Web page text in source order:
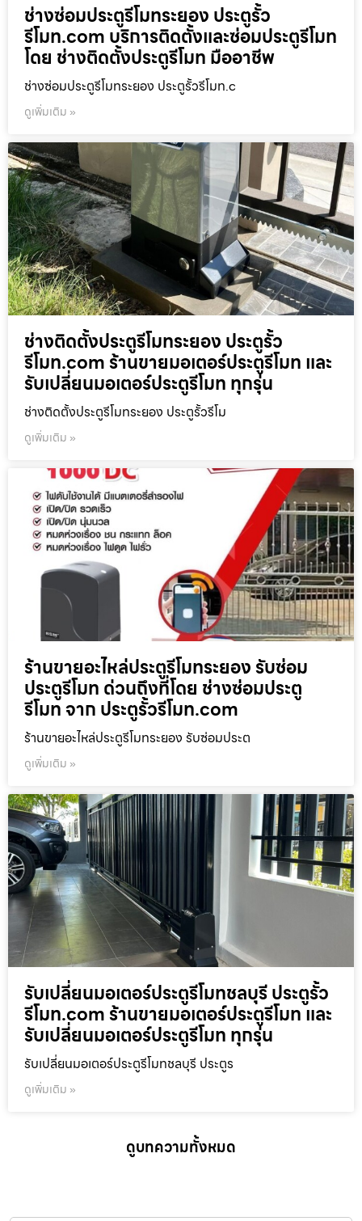
ช่างซ่อมประตูรีโมทระยอง ประตูรั้ว
รีโมท.com บริการติดตั้งและซ่อมประตูรีโมท
โดย ช่างติดตั้งประตูรีโมท มืออาชีพ
ช่างซ่อมประตูรีโมทระยอง ประตูรั้วรีโมท.c
ดูเพิ่มเติม »
ช่างติดตั้งประตูรีโมทระยอง ประตูรั้ว
รีโมท.com ร้านขายมอเตอร์ประตูรีโมท และ
รับเปลี่ยนมอเตอร์ประตูรีโมท ทุกรุ่น
ช่างติดตั้งประตูรีโมทระยอง ประตูรั้วรีโม
ดูเพิ่มเติม »
ร้านขายอะไหล่ประตูรีโมทระยอง รับซ่อม
ประตูรีโมท ด่วนถึงที่โดย ช่างซ่อมประตู
รีโมท จาก ประตูรั้วรีโมท.com
ร้านขายอะไหล่ประตูรีโมทระยอง รับซ่อมประต
ดูเพิ่มเติม »
รับเปลี่ยนมอเตอร์ประตูรีโมทชลบุรี ประตูรั้ว
รีโมท.com ร้านขายมอเตอร์ประตูรีโมท และ
รับเปลี่ยนมอเตอร์ประตูรีโมท ทุกรุ่น
รับเปลี่ยนมอเตอร์ประตูรีโมทชลบุรี ประตูร
ดูเพิ่มเติม »
ดูบทความทั้งหมด